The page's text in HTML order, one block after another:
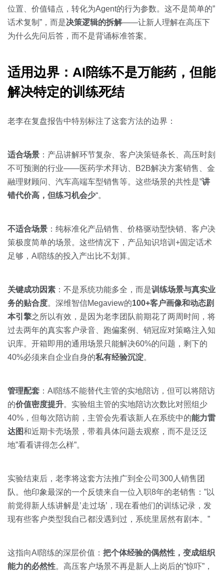
位置、价值锚点，转化为Agent的行为参数。这不是简单的”
话术复制”，而是决策逻辑的拆解——让新人理解在高压下
为什么先问后答，而不是背诵标准答案。
适用边界：AI陪练不是万能药，但能
解决特定的训练死结
老李在复盘报告中特别标注了这套方法的边界：
适合场景 ：产品讲解环节复杂、客户决策链条长、高压时刻
不可预测的行业——医药学术拜访、B2B解决方案销售、金
融理财顾问、汽车高端车型销售等。这些场景的共性是”讲
错代价高，但练习机会少“。
不适合场景 ：纯标准化产品销售、价格驱动型快销、客户决
策极度简单的场景。这些情况下，产品知识培训+固定话术
足够，AI陪练的投入产出比不划算。
关键成功因素 ：不是系统功能多全，而是训练场景与真实业
务的贴合度。深维智信Megaview的100+客户画像和动态剧
本引擎之所以有效，是因为老李团队前期花了两周时间，将
过去两年的真实客户录音、跑偏案例、销冠应对策略注入知
识库。开箱即用的通用场景只能解决60%的问题，剩下的
40%必须来自企业自身的私有经验沉淀。
管理配套 ：AI陪练不能替代主管的实地陪访，但可以将陪访
的价值密度提升。实验组主管的实地陪访次数比对照组少
40%，但每次陪访前，主管会先看该新人在系统中的能力雷
达图和近期卡壳场景，带着具体问题去观察，而不是泛泛
地”看看讲得怎么样”。
实验结束后，老李将这套方法推广到全公司300人销售团
队。他印象最深的一个反馈来自一位入职8年的老销售：”以
前觉得新人练讲解是’走过场’，现在看他们的训练记录，发
现有些客户类型我自己都没遇到过，系统里居然有剧本。”
这指向AI陪练的深层价值： 把个体经验的偶然性，变成组织
能力的必然性。高压客户场景不再是新人上岗后的”惊吓”，